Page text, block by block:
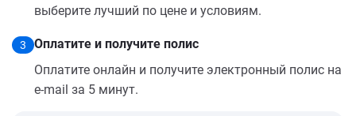
выберите лучший по цене и условиям.
3
Оплатите и получите полис
Оплатите онлайн и получите электронный полис на
e-mail за 5 минут.